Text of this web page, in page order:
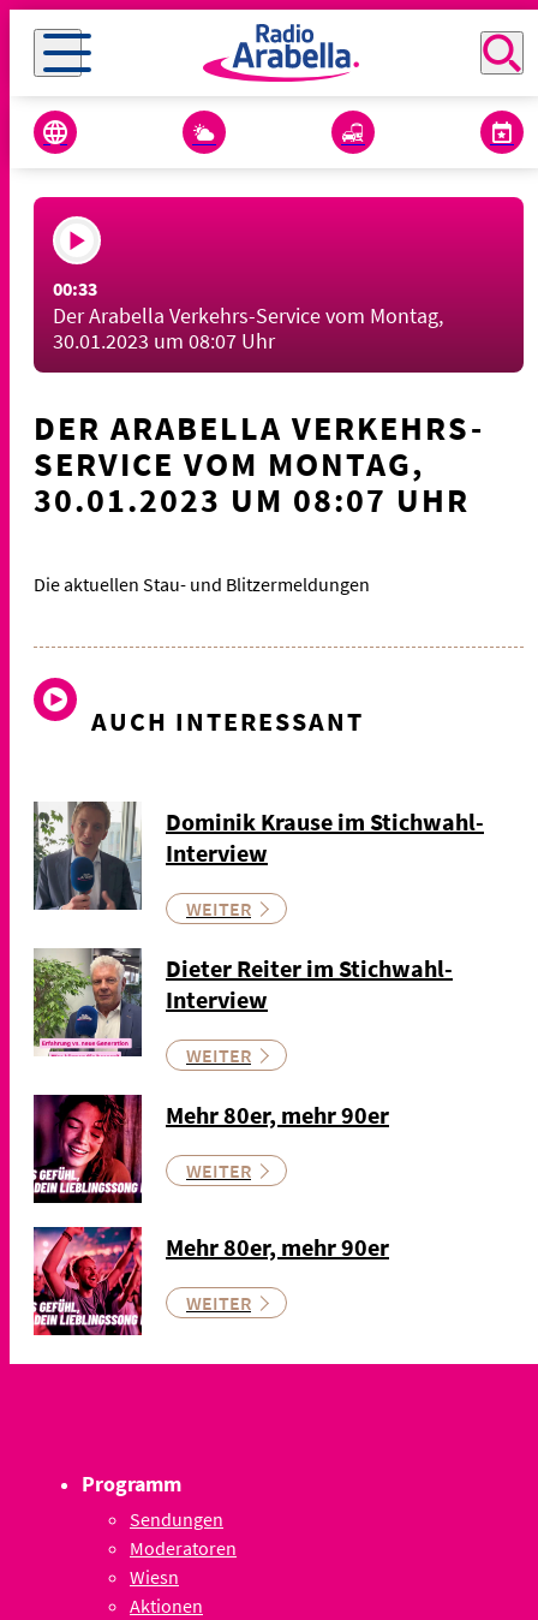
00:33
Der Arabella Verkehrs-Service vom Montag,
30.01.2023 um 08:07 Uhr
DER ARABELLA VERKEHRS-
SERVICE VOM MONTAG,
30.01.2023 UM 08:07 UHR
Die aktuellen Stau- und Blitzermeldungen
AUCH INTERESSANT
Dominik Krause im Stichwahl-
Interview
WEITER
Dieter Reiter im Stichwahl-
Interview
WEITER
Mehr 80er, mehr 90er
WEITER
Mehr 80er, mehr 90er
WEITER
Programm
Sendungen
Moderatoren
Wiesn
Aktionen